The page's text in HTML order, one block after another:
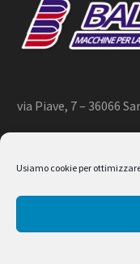
Usiamo cookie per
via Piave, 7 – 36066
2020 © BALDIN srl
P.IVA 01266490240